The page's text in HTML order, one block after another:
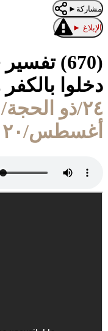
مشاركة ►
الإبلاغ ►
(670)
دخلوا
أغسطس/٢٠٢٠